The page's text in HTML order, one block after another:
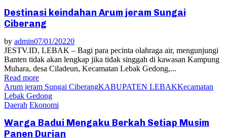
Destinasi keindahan Arum jeram Sungai
Ciberang
by admin07/01/20220
JESTV.ID, LEBAK – Bagi para pecinta olahraga air, mengunjungi
Banten tidak akan lengkap jika tidak singgah di kawasan Kampung
Muhara, desa Ciladeun, Kecamatan Lebak Gedong,...
Read more
Arum jeram Sungai CiberangKABUPATEN LEBAKKecamatan
Lebak Gedong
Daerah Ekonomi
Warga Badui Mengaku Berkah Setiap Musim
Panen Durian